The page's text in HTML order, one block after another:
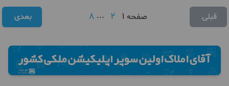
قبلی صفحه 1
2
...
8 بعدی